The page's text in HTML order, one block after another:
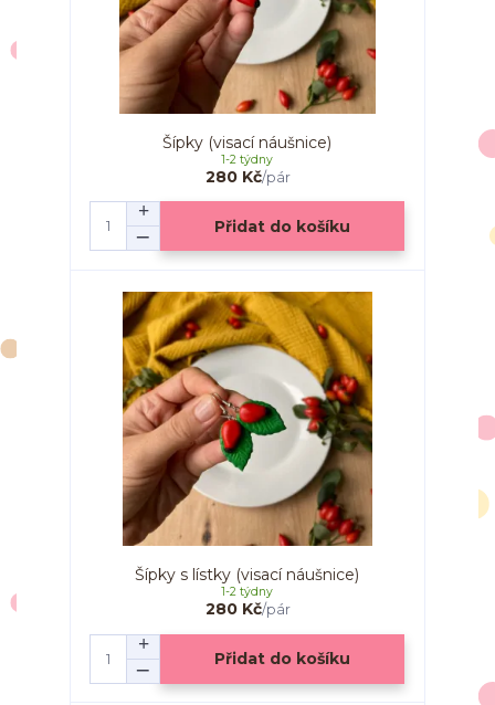
Šípky (visací náušnice)
280 Kč/pár
1-2 týdny
Přidat do košíku
Šípky s lístky (visací náušnice)
280 Kč/pár
1-2 týdny
Přidat do košíku